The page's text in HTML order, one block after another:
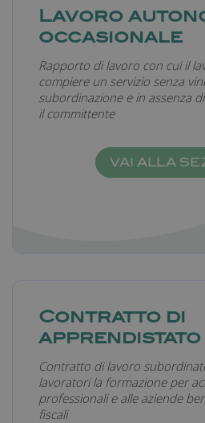
Lavoro
occasionale
Rapporto di lavoro con cui il
compiere un servizio senza
subordinazione e in assenza
il committente
VAI ALLA
Contratto di
apprendistato
Contratto di lavoro
lavoratori la formazione per
professionali e alle aziende
fiscali